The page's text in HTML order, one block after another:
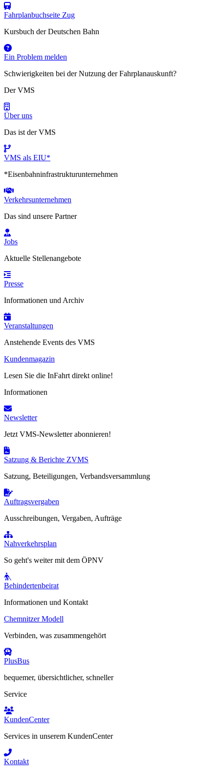
Fahrplanbuchseite Zug
Kursbuch der Deutschen Bahn
Ein Problem melden
Schwierigkeiten bei der Nutzung der Fahrplanauskunft?
Der VMS
Über uns
Das ist der VMS
VMS als EIU*
*Eisenbahninfrastrukturunternehmen
Verkehrsunternehmen
Das sind unsere Partner
Jobs
Aktuelle Stellenangebote
Presse
Informationen und Archiv
Veranstaltungen
Anstehende Events des VMS
Kundenmagazin
Lesen Sie die InFahrt direkt online!
Informationen
Newsletter
Jetzt VMS-Newsletter abonnieren!
Satzung & Berichte ZVMS
Satzung, Beteiligungen, Verbandsversammlung
Auftragsvergaben
Ausschreibungen, Vergaben, Aufträge
Nahverkehrsplan
So geht's weiter mit dem ÖPNV
Behindertenbeirat
Informationen und Kontakt
Chemnitzer Modell
Verbinden, was zusammengehört
PlusBus
bequemer, übersichtlicher, schneller
Service
KundenCenter
Services in unserem KundenCenter
Kontakt